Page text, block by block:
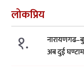
लोकप्रिय
१.
अब दुई